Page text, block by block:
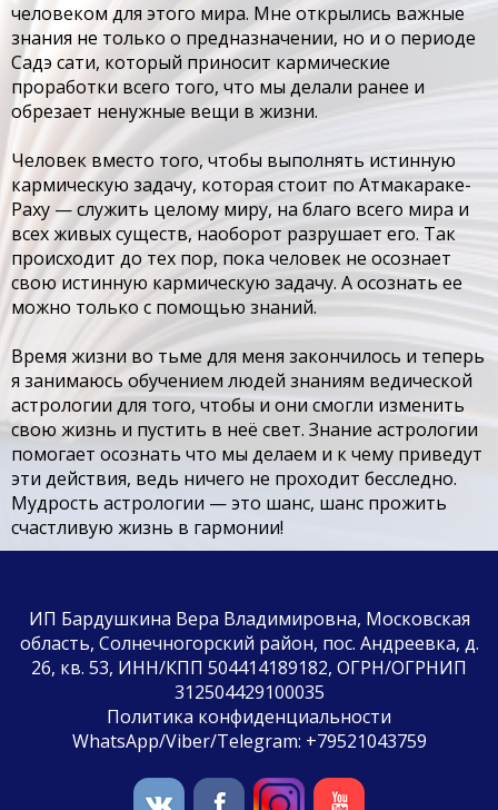
человеком для этого мира. Мне открылись важные
знания не только о предназначении, но и о периоде
Садэ сати, который приносит кармические
проработки всего того, что мы делали ранее и
обрезает ненужные вещи в жизни.
Человек вместо того, чтобы выполнять истинную
кармическую задачу, которая стоит по Атмакараке-
Раху — служить целому миру, на благо всего мира и
всех живых существ, наоборот разрушает его. Так
происходит до тех пор, пока человек не осознает
свою истинную кармическую задачу. А осознать ее
можно только с помощью знаний.
Время жизни во тьме для меня закончилось и теперь
я занимаюсь обучением людей знаниям ведической
астрологии для того, чтобы и они смогли изменить
свою жизнь и пустить в неё свет. Знание астрологии
помогает осознать что мы делаем и к чему приведут
эти действия, ведь ничего не проходит бесследно.
Мудрость астрологии — это шанс, шанс прожить
счастливую жизнь в гармонии!
ИП Бардушкина Вера Владимировна, Московская
область, Солнечногорский район, пос. Андреевка, д.
26, кв. 53, ИНН/КПП 504414189182, ОГРН/ОГРНИП
312504429100035
Политика конфиденциальности
WhatsApp/Viber/Telegram: +79521043759